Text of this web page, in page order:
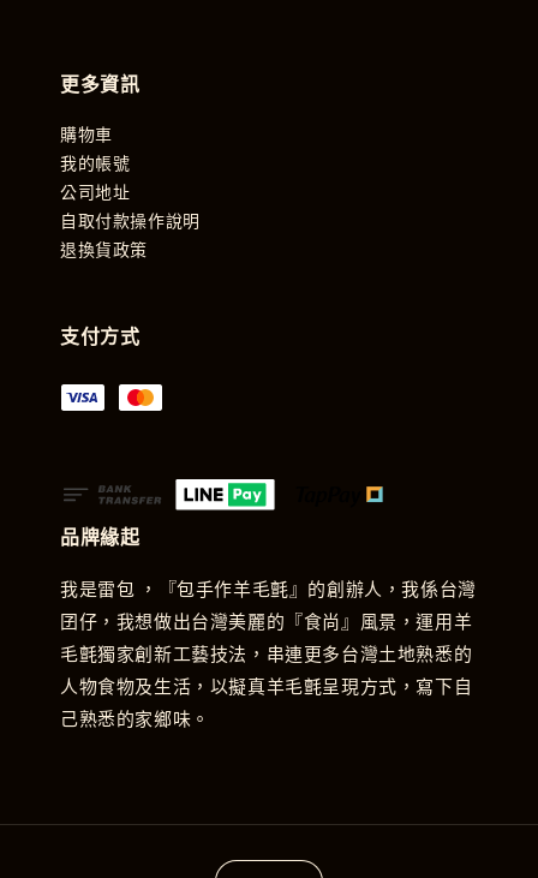
更多資訊
購物車
我的帳號
公司地址
自取付款操作說明
退換貨政策
支付方式
品牌緣起
我是雷包 ，『包手作羊毛氈』的創辦人，我係台灣
囝仔，我想做出台灣美麗的『食尚』風景，運用羊
毛氈獨家創新工藝技法，串連更多台灣土地熟悉的
人物食物及生活，以擬真羊毛氈呈現方式，寫下自
己熟悉的家鄉味。